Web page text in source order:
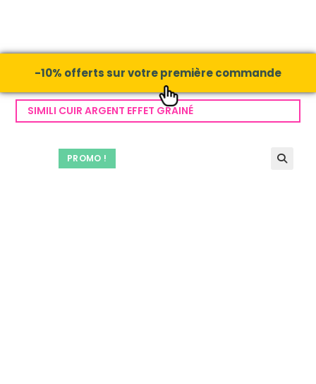
-10% offerts sur votre première commande
PROMO !
SIMILI CUIR ARGENT EFFET GRAINÉ